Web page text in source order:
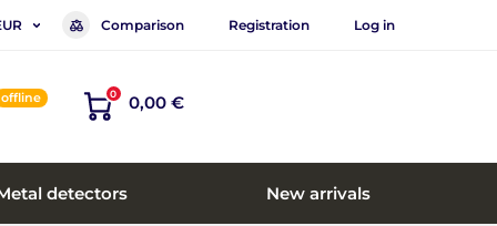
Comparison Registration Log in
offline 0 0,00 €
detectors New arrivals